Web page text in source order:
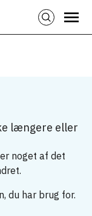
længere eller
noget af det
du har brug for.